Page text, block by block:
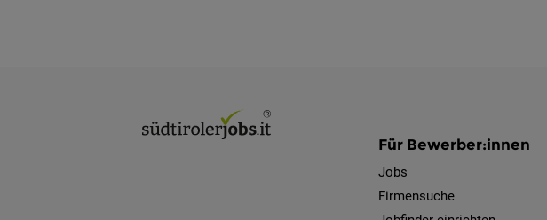
Für Bewerber:innen
Jobs
Firmensuche